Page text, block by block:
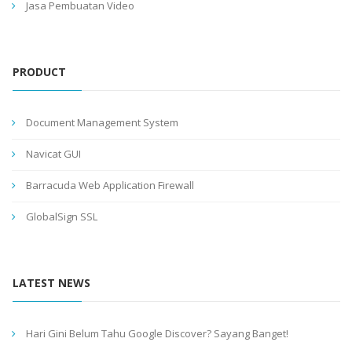
Jasa Pembuatan Video
PRODUCT
Document Management System
Navicat GUI
Barracuda Web Application Firewall
GlobalSign SSL
LATEST NEWS
Hari Gini Belum Tahu Google Discover? Sayang Banget!